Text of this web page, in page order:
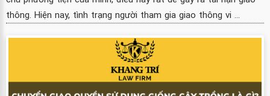
thông. Hiện nay, tình trạng người tham gia giao thông vi ...